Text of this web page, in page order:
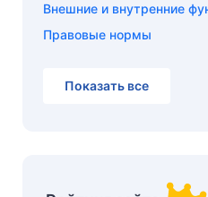
Внешние и внутренние
Правовые нормы
Показать все